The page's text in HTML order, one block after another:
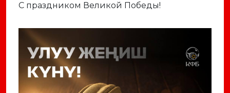
С праздником Великой Победы!